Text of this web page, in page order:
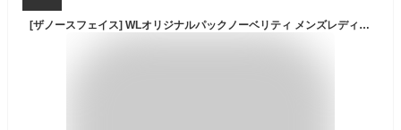
[ザノースフェイス] WLオリジナルパックノーベリティ メンズレディース WL ORIGINAL PACK NOVELTY FOR UNISEX (カーキ(KHK)) [並行輸入品]